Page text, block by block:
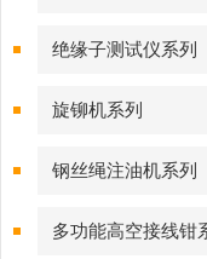
绝缘子测试仪系列
旋铆机系列
钢丝绳注油机系列
多功能高空接线钳